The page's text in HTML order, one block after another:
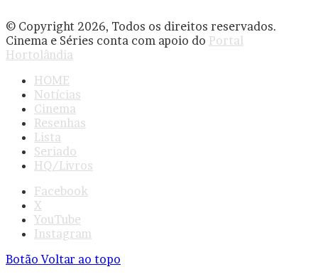
© Copyright 2026, Todos os direitos reservados.
Cinema e Séries conta com apoio do Portal
Hortolândia
HOME
Notícias
Cinema
Resenhas
Lista
Seriado
HQ/Livros
Facebook
X
YouTube
Instagram
Botão Voltar ao topo